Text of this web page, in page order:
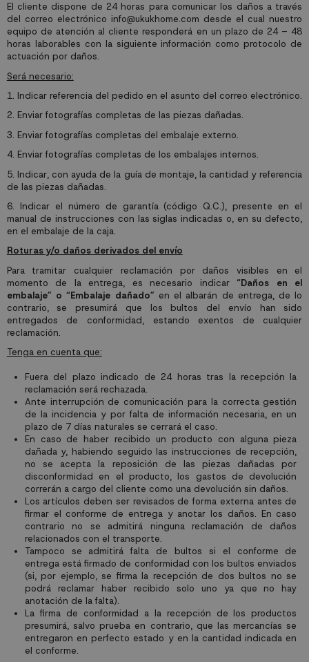
El cliente dispone de 24 horas para comunicar los daños a través
del correo electrónico info@ukukhome.com desde el cual nuestro
equipo de atención al cliente responderá en un plazo de 24 – 48
horas laborables con la siguiente información como protocolo de
actuación por daños.
Será necesario:
1. Indicar referencia del pedido en el asunto del correo electrónico.
2. Enviar fotografías completas de las piezas dañadas.
3. Enviar fotografías completas del embalaje externo.
4. Enviar fotografías completas de los embalajes internos.
5. Indicar, con ayuda de la guía de montaje, la cantidad y referencia
de las piezas dañadas.
6. Indicar el número de garantía (código Q.C.), presente en el
manual de instrucciones con las siglas indicadas o, en su defecto,
en el embalaje de la caja.
Roturas y/o daños derivados del envío
Para tramitar cualquier reclamación por daños visibles en el
momento de la entrega, es necesario indicar“Daños en el
embalaje” o “Embalaje dañado” en el albarán de entrega, de lo
contrario, se presumirá que los bultos del envío han sido
entregados de conformidad, estando exentos de cualquier
reclamación.
Tenga en cuenta que:
Fuera del plazo indicado de 24 horas tras la recepción la
reclamación será rechazada.
Ante interrupción de comunicación para la correcta gestión
de la incidencia y por falta de información necesaria, en un
plazo de 7 días naturales se cerrará el caso.
En caso de haber recibido un producto con alguna pieza
dañada y, habiendo seguido las instrucciones de recepción,
no se acepta la reposición de las piezas dañadas por
disconformidad en el producto, los gastos de devolución
correrán a cargo del cliente como una devolución sin daños.
Los artículos deben ser revisados de forma externa antes de
firmar el conforme de entrega y anotar los daños. En caso
contrario no se admitirá ninguna reclamación de daños
relacionados con el transporte.
Tampoco se admitirá falta de bultos si el conforme de
entrega está firmado de conformidad con los bultos enviados
(si, por ejemplo, se firma la recepción de dos bultos no se
podrá reclamar haber recibido solo uno ya que no hay
anotación de la falta).
La firma de conformidad a la recepción de los productos
presumirá, salvo prueba en contrario, que las mercancías se
entregaron en perfecto estado y en la cantidad indicada en
el conforme.